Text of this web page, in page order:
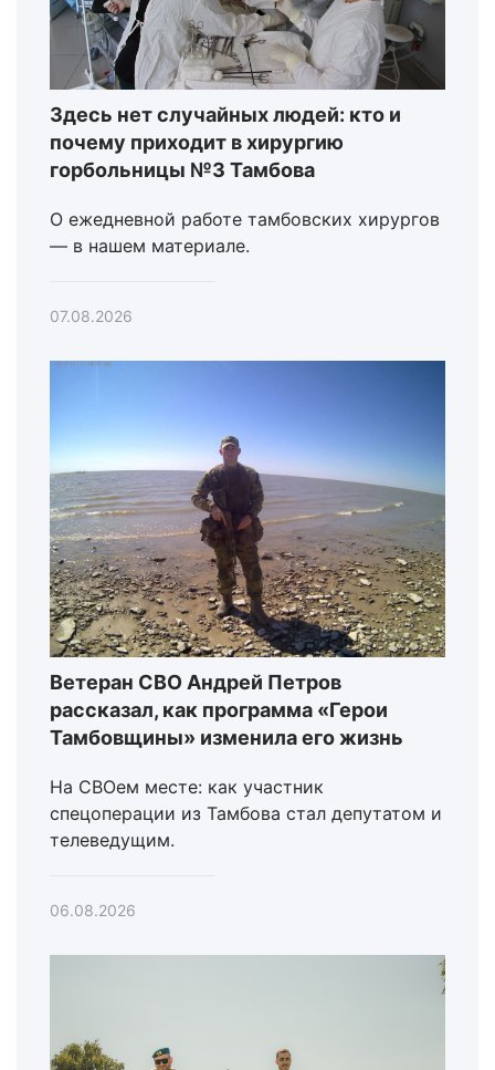
Здесь нет случайных людей: кто и
почему приходит в хирургию
горбольницы №3 Тамбова
О ежедневной работе тамбовских хирургов
— в нашем материале.
07.08.2026
Ветеран СВО Андрей Петров
рассказал, как программа «Герои
Тамбовщины» изменила его жизнь
На СВОем месте: как участник
спецоперации из Тамбова стал депутатом и
телеведущим.
06.08.2026